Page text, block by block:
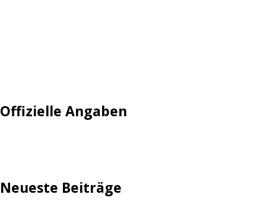
Offizielle Angaben
Neueste Beiträge